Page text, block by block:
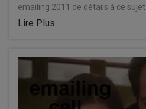
emailing 2011 de détails à ce sujet.
Lire Plus